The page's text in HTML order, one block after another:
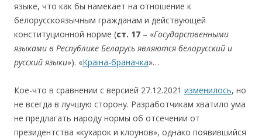
языке, что как бы намекает на отношение к
белорусскоязычным гражданам и действующей
конституционной норме (ст. 17 – «Государственными
языками в Республике Беларусь являются белорусский и
русский языки»). «Краіна-браначка»…
Кое-что в сравнении с версией 27.12.2021 изменилось, но
не всегда в лучшую сторону. Разработчикам хватило ума
не предлагать народу нормы об отсечении от
президентства «кухарок и клоунов», однако появившийся